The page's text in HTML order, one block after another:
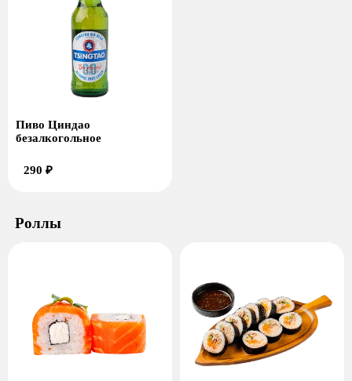
Пиво Циндао
безалкогольное
290 ₽
Роллы